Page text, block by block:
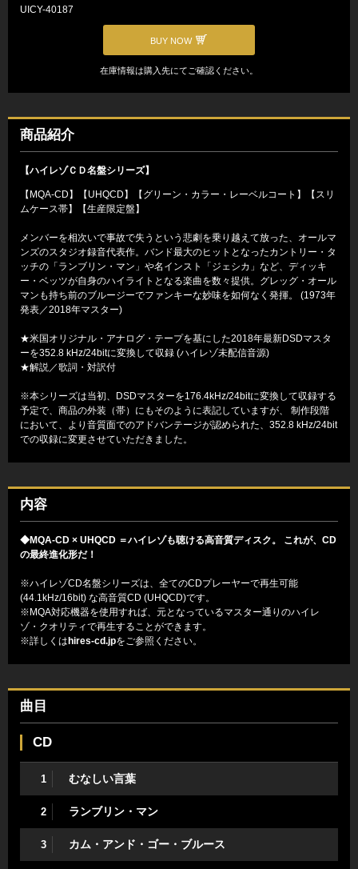
UICY-40187
BUY NOW
在庫情報は購入先にてご確認ください。
商品紹介
【ハイレゾＣＤ名盤シリーズ】
【MQA-CD】【UHQCD】【グリーン・カラー・レーベルコート】【スリ
ムケース帯】【生産限定盤】
メンバーを相次いで事故で失うという悲劇を乗り越えて放った、オールマ
ンズのスタジオ録音代表作。バンド最大のヒットとなったカントリー・タ
ッチの「ランブリン・マン」や名インスト「ジェシカ」など、ディッキ
ー・ベッツが自身のハイライトとなる楽曲を数々提供。グレッグ・オール
マンも持ち前のブルージーでファンキーな妙味を如何なく発揮。 (1973年
発表／2018年マスター)
★米国オリジナル・アナログ・テープを基にした2018年最新DSDマスタ
ーを352.8 kHz/24bitに変換して収録 (ハイレゾ未配信音源)
★解説／歌詞・対訳付
※本シリーズは当初、DSDマスターを176.4kHz/24bitに変換して収録する
予定で、商品の外装（帯）にもそのように表記していますが、 制作段階
において、より音質面でのアドバンテージが認められた、352.8 kHz/24bit
での収録に変更させていただきました。
内容
◆MQA-CD × UHQCD ＝ハイレゾも聴ける高音質ディスク。 これが、CD
の最終進化形だ！
※ハイレゾCD名盤シリーズは、全てのCDプレーヤーで再生可能
(44.1kHz/16bit) な高音質CD (UHQCD)です。
※MQA対応機器を使用すれば、元となっているマスター通りのハイレ
ゾ・クオリティで再生することができます。
※詳しくは hires-cd.jpをご参照ください。
曲目
CD
1 むなしい言葉
2 ランブリン・マン
3 カム・アンド・ゴー・ブルース